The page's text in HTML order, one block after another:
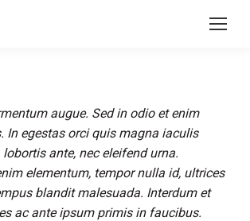
augue. Sed in odio et enim
In egestas orci quis magna iaculis
ante, nec eleifend urna.
elementum, tempor nulla id, ultrices
blandit malesuada. Interdum et
ac ante ipsum primis in faucibus.